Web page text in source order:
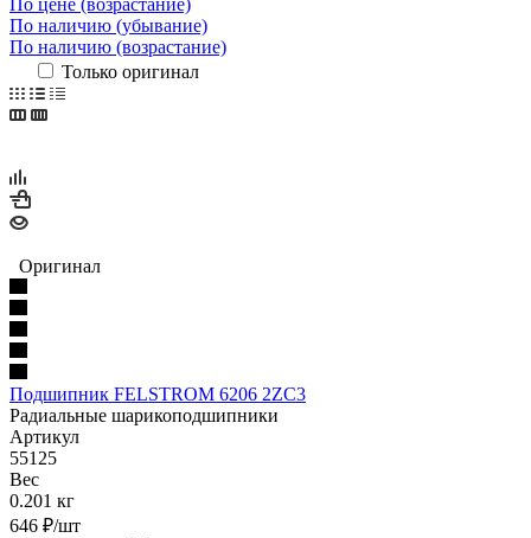
По цене (возрастание)
По наличию (убывание)
По наличию (возрастание)
Только оригинал
Оригинал
Подшипник FELSTROM 6206 2ZC3
Радиальные шарикоподшипники
Артикул
55125
Вес
0.201 кг
646 ₽/шт